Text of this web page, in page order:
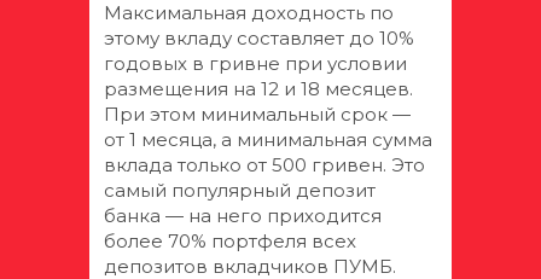
Максимальная доходность по
этому вкладу составляет до 10%
годовых в гривне при условии
размещения на 12 и 18 месяцев.
При этом минимальный срок —
от 1 месяца, а минимальная сумма
вклада только от 500 гривен. Это
самый популярный депозит
банка — на него приходится
более 70% портфеля всех
депозитов вкладчиков ПУМБ.